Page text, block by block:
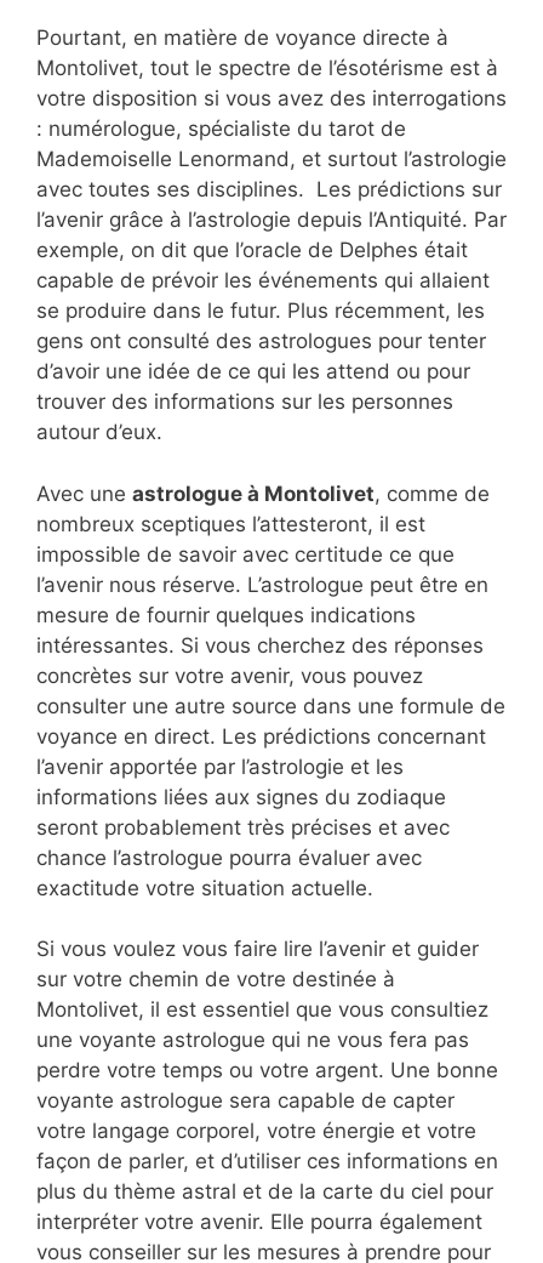
Pourtant, en matière de voyance directe à
Montolivet, tout le spectre de l’ésotérisme est à
votre disposition si vous avez des interrogations
: numérologue, spécialiste du tarot de
Mademoiselle Lenormand, et surtout l’astrologie
avec toutes ses disciplines. Les prédictions sur
l’avenir grâce à l’astrologie depuis l’Antiquité. Par
exemple, on dit que l’oracle de Delphes était
capable de prévoir les événements qui allaient
se produire dans le futur. Plus récemment, les
gens ont consulté des astrologues pour tenter
d’avoir une idée de ce qui les attend ou pour
trouver des informations sur les personnes
autour d’eux.
Avec une astrologue à Montolivet, comme de
nombreux sceptiques l’attesteront, il est
impossible de savoir avec certitude ce que
l’avenir nous réserve. L’astrologue peut être en
mesure de fournir quelques indications
intéressantes. Si vous cherchez des réponses
concrètes sur votre avenir, vous pouvez
consulter une autre source dans une formule de
voyance en direct. Les prédictions concernant
l’avenir apportée par l’astrologie et les
informations liées aux signes du zodiaque
seront probablement très précises et avec
chance l’astrologue pourra évaluer avec
exactitude votre situation actuelle.
Si vous voulez vous faire lire l’avenir et guider
sur votre chemin de votre destinée à
Montolivet, il est essentiel que vous consultiez
une voyante astrologue qui ne vous fera pas
perdre votre temps ou votre argent. Une bonne
voyante astrologue sera capable de capter
votre langage corporel, votre énergie et votre
façon de parler, et d’utiliser ces informations en
plus du thème astral et de la carte du ciel pour
interpréter votre avenir. Elle pourra également
vous conseiller sur les mesures à prendre pour